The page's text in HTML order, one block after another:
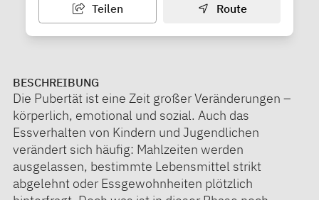
Teilen Route
BESCHREIBUNG
Die Pubertät ist eine Zeit großer Veränderungen –
körperlich, emotional und sozial. Auch das
Essverhalten von Kindern und Jugendlichen
verändert sich häufig: Mahlzeiten werden
ausgelassen, bestimmte Lebensmittel strikt
abgelehnt oder Essgewohnheiten plötzlich